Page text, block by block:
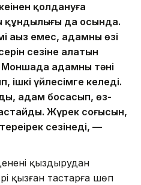
қолдануға
құндылығы да осында.
аңыз емес, адамның өзі
сезіне алатын
Моншада адамның тәні
үйлесімге келеді.
адам босаңсып, өз-
Жүрек соғысын,
сезінеді, —
қыздырудан
қызған тастарға шөп